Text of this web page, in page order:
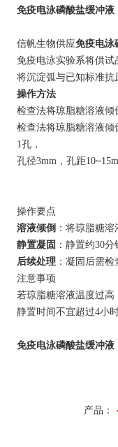
免疫电泳磷酸盐缓冲液
信帆生物供应免疫电泳
免疫电泳实验系将供
将沉淀弧与已知标准
操作方法
检查法将琼脂糖溶液倾
检查法将琼脂糖溶液倾
1孔，
孔径3mm，孔距
操作要点
溶液倾倒 ：将琼脂糖
静置凝固 ：静置约30
后续处理 ：凝固后需
注意事项
若琼脂糖溶液温度过
静置时间不宜超过4小
免疫电泳磷酸盐缓冲液
产品：